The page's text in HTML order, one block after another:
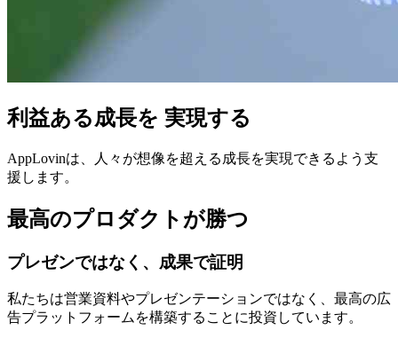
利益ある成長を 実現する
AppLovinは、人々が想像を超える成長を実現できるよう支
援します。
最高のプロダクトが勝つ
プレゼンではなく、成果で証明
私たちは営業資料やプレゼンテーションではなく、最高の広
告プラットフォームを構築することに投資しています。